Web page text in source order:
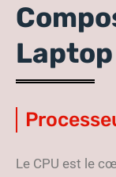
Laptop
Le CPU est le